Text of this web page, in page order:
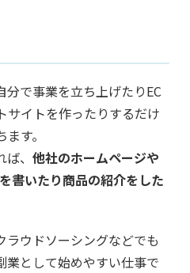
で事業を立ち上げたりEC
サイトを作ったりするだけ
す。
、 他社のホームページや
書いたり商品の紹介をした
ラウドソーシングなどでも
業として始めやすい仕事で